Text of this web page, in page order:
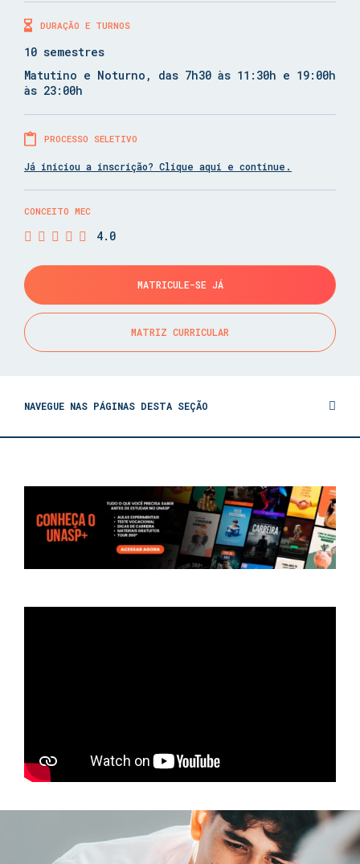
DURAÇÃO E TURNOS
10 semestres
Matutino e Noturno, das 7h30 às 11:30h e 19:00h
às 23:00h
PROCESSO SELETIVO
Já iniciou a inscrição? Clique aqui e continue.
CONCEITO MEC
4.0
MATRICULE-SE JÁ
MATRIZ CURRICULAR
NAVEGUE NAS PÁGINAS DESTA SEÇÃO